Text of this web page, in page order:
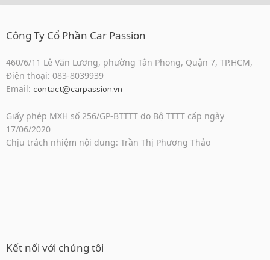
Công Ty Cổ Phần Car Passion
460/6/11 Lê Văn Lương, phường Tân Phong, Quận 7, TP.HCM,
Điện thoại: 083-8039939
Email: contact@carpassion.vn
Giấy phép MXH số 256/GP-BTTTT do Bộ TTTT cấp ngày
17/06/2020
Chịu trách nhiệm nội dung: Trần Thị Phương Thảo
Kết nối với chúng tôi